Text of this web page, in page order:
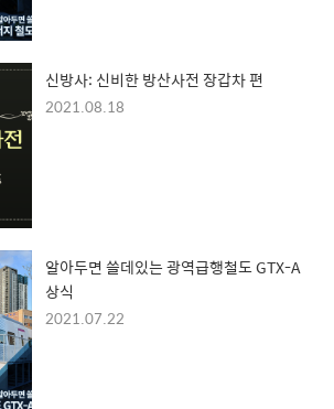
신방사: 신비한 방산사전 장갑차 편
2021.08.18
알아두면 쓸데있는 광역급행철도 GTX-A
상식
2021.07.22